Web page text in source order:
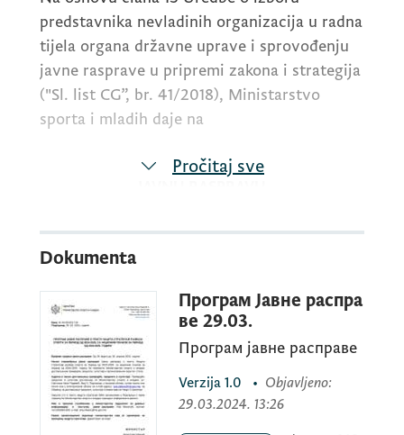
predstavnika nevladinih organizacija u radna
tijela organa državne uprave i sprovođenju
javne rasprave u pripremi zakona i strategija
("Sl. list CG”, br. 41/2018), Ministarstvo
sporta i mladih daje na
Nacrt Strategije razvoja sporta za period
od 2024-2025. godinu i upućuje
Pročitaj sve
Dokumenta
Програм Јавне распра
ве 29.03.
Програм јавне расправе
Verzija 1.0 • Objavljeno:
29.03.2024. 13:26